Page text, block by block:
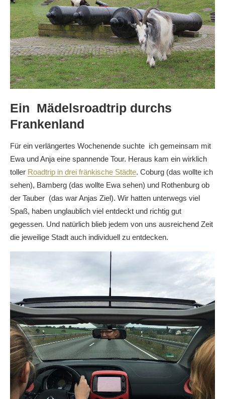
Ein Mädelsroadtrip durchs
Frankenland
Für ein verlängertes Wochenende suchte ich gemeinsam mit
Ewa und Anja eine spannende Tour. Heraus kam ein wirklich
toller Roadtrip in drei fränkische Städte. Coburg (das wollte ich
sehen), Bamberg (das wollte Ewa sehen) und Rothenburg ob
der Tauber (das war Anjas Ziel). Wir hatten unterwegs viel
Spaß, haben unglaublich viel entdeckt und richtig gut
gegessen. Und natürlich blieb jedem von uns ausreichend Zeit
die jeweilige Stadt auch individuell zu entdecken.